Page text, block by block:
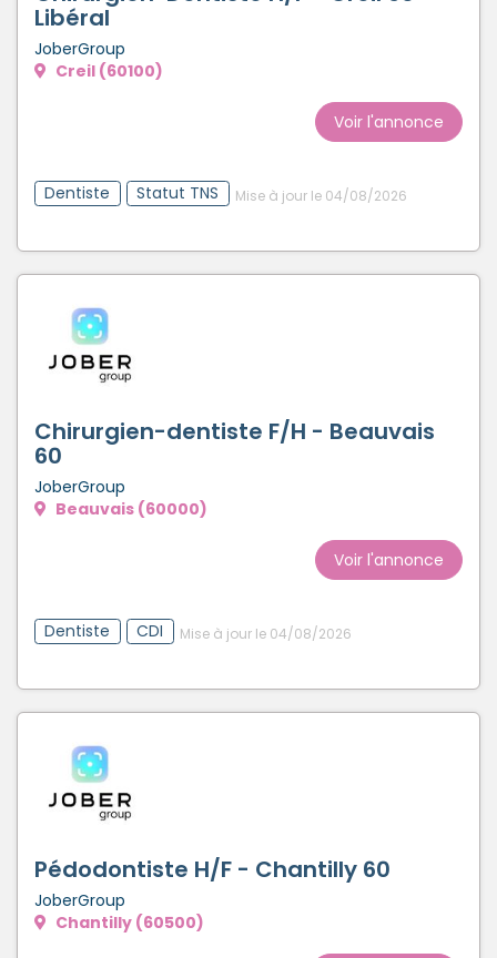
Libéral
JoberGroup
Creil (60100)
Voir l'annonce
Dentiste Statut TNS Mise à jour le 04/08/2026
Chirurgien-dentiste F/H - Beauvais
60
JoberGroup
Beauvais (60000)
Voir l'annonce
Dentiste CDI Mise à jour le 04/08/2026
Pédodontiste H/F - Chantilly 60
JoberGroup
Chantilly (60500)